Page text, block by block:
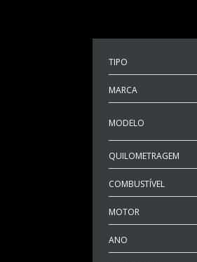
TIPO
MARCA
MODELO
QUILOMETRAGEM
COMBUSTÍVEL
MOTOR
ANO